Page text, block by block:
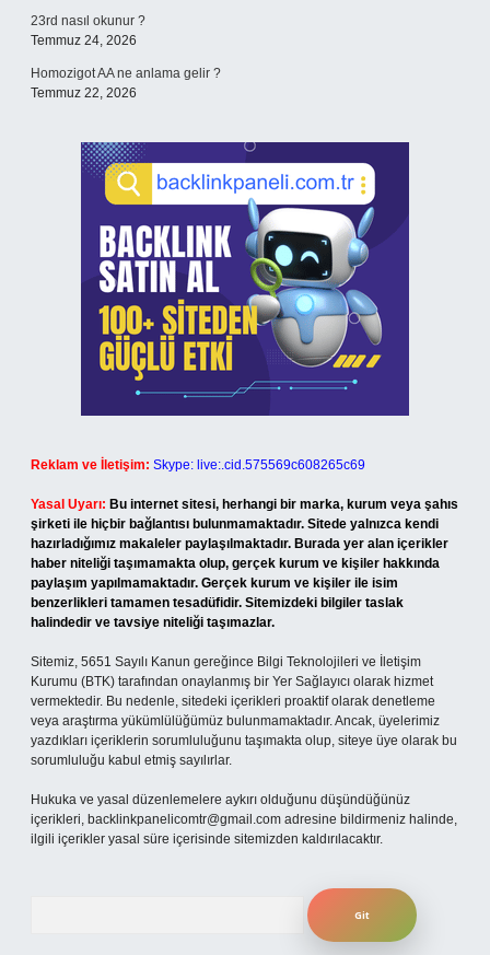
23rd nasıl okunur ?
Temmuz 24, 2026
Homozigot AA ne anlama gelir ?
Temmuz 22, 2026
Reklam ve İletişim: Skype: live:.cid.575569c608265c69
Yasal Uyarı: Bu internet sitesi, herhangi bir marka, kurum veya şahıs
şirketi ile hiçbir bağlantısı bulunmamaktadır. Sitede yalnızca kendi
hazırladığımız makaleler paylaşılmaktadır. Burada yer alan içerikler
haber niteliği taşımamakta olup, gerçek kurum ve kişiler hakkında
paylaşım yapılmamaktadır. Gerçek kurum ve kişiler ile isim
benzerlikleri tamamen tesadüfidir. Sitemizdeki bilgiler taslak
halindedir ve tavsiye niteliği taşımazlar.
Sitemiz, 5651 Sayılı Kanun gereğince Bilgi Teknolojileri ve İletişim
Kurumu (BTK) tarafından onaylanmış bir Yer Sağlayıcı olarak hizmet
vermektedir. Bu nedenle, sitedeki içerikleri proaktif olarak denetleme
veya araştırma yükümlülüğümüz bulunmamaktadır. Ancak, üyelerimiz
yazdıkları içeriklerin sorumluluğunu taşımakta olup, siteye üye olarak bu
sorumluluğu kabul etmiş sayılırlar.
Hukuka ve yasal düzenlemelere aykırı olduğunu düşündüğünüz
içerikleri, backlinkpanelicomtr@gmail.com adresine bildirmeniz halinde,
ilgili içerikler yasal süre içerisinde sitemizden kaldırılacaktır.